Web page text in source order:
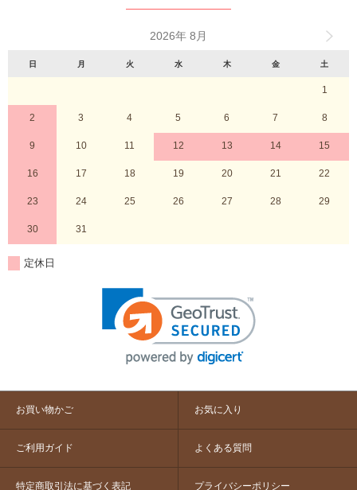
2026年 8月
日 月 火 水 木 金 土
1
2 3 4 5 6 7 8
9 10 11 12 13 14 15
16 17 18 19 20 21 22
23 24 25 26 27 28 29
30 31
定休日
お買い物かご お気に入り
ご利用ガイド よくある質問
特定商取引法に基づく表記 プライバシーポリシー